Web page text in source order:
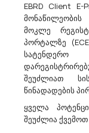
Შპს ,,საქაერონავიგაცია“
80530000 -
გაცნობებთ, რომ შპს
ბაზრის კვლევას
შველის
კვალიფიკაციის
შესყიდვის
EBRD Client E-
მოკლე
პორტალზე
სატენდერო
შეუძლიათ
წინადადების
ყველა
შეუძლია